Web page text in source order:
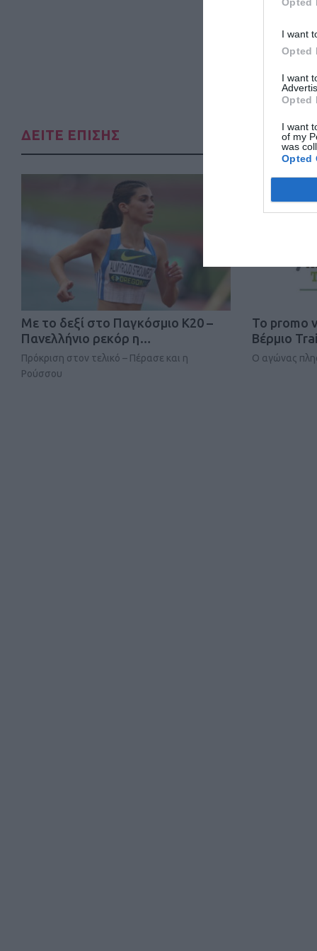
I want
Opted
I want
Opted
I want
of my
was
Opted
ΔΕΙΤΕ ΕΠΙΣΗΣ
Mε το δεξί στο Παγκόσμιο Κ20 –
Πανελλήνιο ρεκόρ η…
Πρόκριση στον τελικό – Πέρασε και η
Ρούσσου
Το promo
Βέρμιο
Ο αγώνας